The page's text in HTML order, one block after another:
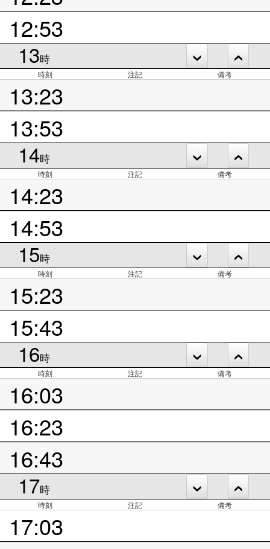
12:53
13時
時刻 注記 備考
13:23
13:53
14時
時刻 注記 備考
14:23
14:53
15時
時刻 注記 備考
15:23
15:43
16時
時刻 注記 備考
16:03
16:23
16:43
17時
時刻 注記 備考
17:03